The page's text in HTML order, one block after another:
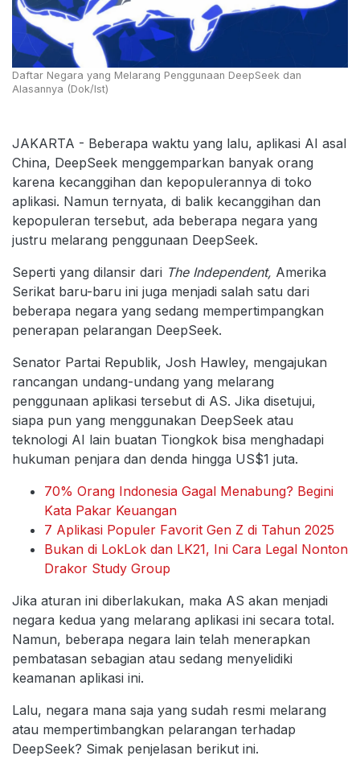
Daftar Negara yang Melarang Penggunaan DeepSeek dan
Alasannya (Dok/Ist)
JAKARTA - Beberapa waktu yang lalu, aplikasi AI asal
China, DeepSeek menggemparkan banyak orang
karena kecanggihan dan kepopulerannya di toko
aplikasi. Namun ternyata, di balik kecanggihan dan
kepopuleran tersebut, ada beberapa negara yang
justru melarang penggunaan DeepSeek.
Seperti yang dilansir dari The Independent, Amerika
Serikat baru-baru ini juga menjadi salah satu dari
beberapa negara yang sedang mempertimpangkan
penerapan pelarangan DeepSeek.
Senator Partai Republik, Josh Hawley, mengajukan
rancangan undang-undang yang melarang
penggunaan aplikasi tersebut di AS. Jika disetujui,
siapa pun yang menggunakan DeepSeek atau
teknologi AI lain buatan Tiongkok bisa menghadapi
hukuman penjara dan denda hingga US$1 juta.
70% Orang Indonesia Gagal Menabung? Begini
Kata Pakar Keuangan
7 Aplikasi Populer Favorit Gen Z di Tahun 2025
Bukan di LokLok dan LK21, Ini Cara Legal Nonton
Drakor Study Group
Jika aturan ini diberlakukan, maka AS akan menjadi
negara kedua yang melarang aplikasi ini secara total.
Namun, beberapa negara lain telah menerapkan
pembatasan sebagian atau sedang menyelidiki
keamanan aplikasi ini.
Lalu, negara mana saja yang sudah resmi melarang
atau mempertimbangkan pelarangan terhadap
DeepSeek? Simak penjelasan berikut ini.